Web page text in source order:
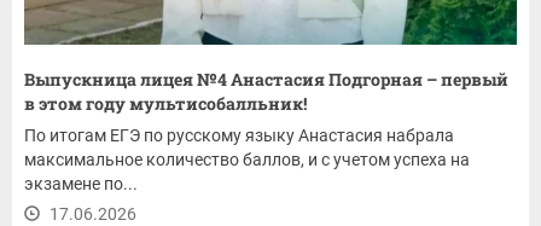
Выпускница лицея №4 Анастасия Подгорная – первый
в этом году мультисобалльник!
По итогам ЕГЭ по русскому языку Анастасия набрала
максимальное количество баллов, и с учетом успеха на
экзамене по...
17.06.2026